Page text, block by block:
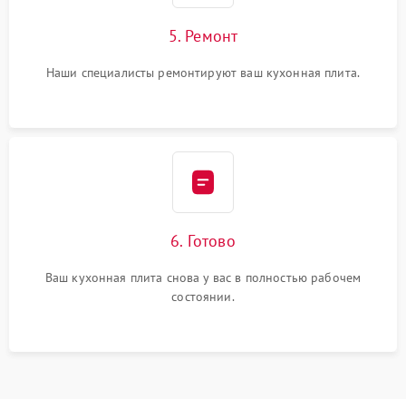
5. Ремонт
Наши специалисты ремонтируют ваш кухонная плита.
6. Готово
Ваш кухонная плита снова у вас в полностью рабочем
состоянии.